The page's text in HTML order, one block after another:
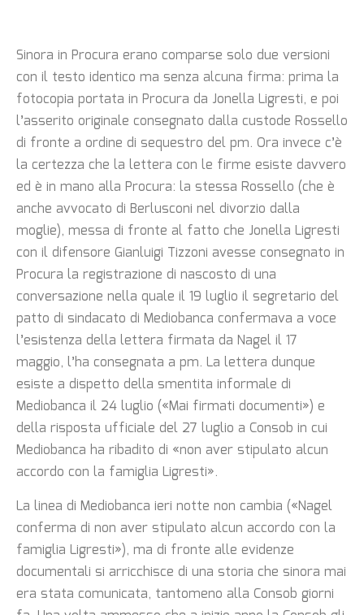
Sinora in Procura erano comparse solo due versioni
con il testo identico ma senza alcuna firma: prima la
fotocopia portata in Procura da Jonella Ligresti, e poi
l’asserito originale consegnato dalla custode Rossello
di fronte a ordine di sequestro del pm. Ora invece c’è
la certezza che la lettera con le firme esiste davvero
ed è in mano alla Procura: la stessa Rossello (che è
anche avvocato di Berlusconi nel divorzio dalla
moglie), messa di fronte al fatto che Jonella Ligresti
con il difensore Gianluigi Tizzoni avesse consegnato in
Procura la registrazione di nascosto di una
conversazione nella quale il 19 luglio il segretario del
patto di sindacato di Mediobanca confermava a voce
l’esistenza della lettera firmata da Nagel il 17
maggio, l’ha consegnata a pm. La lettera dunque
esiste a dispetto della smentita informale di
Mediobanca il 24 luglio («Mai firmati documenti») e
della risposta ufficiale del 27 luglio a Consob in cui
Mediobanca ha ribadito di «non aver stipulato alcun
accordo con la famiglia Ligresti».
La linea di Mediobanca ieri notte non cambia («Nagel
conferma di non aver stipulato alcun accordo con la
famiglia Ligresti»), ma di fronte alle evidenze
documentali si arricchisce di una storia che sinora mai
era stata comunicata, tantomeno alla Consob giorni